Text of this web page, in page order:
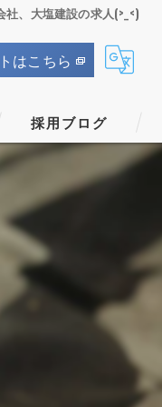
社、大塩建設の求人(>_<)
はこちら
採用ブログ